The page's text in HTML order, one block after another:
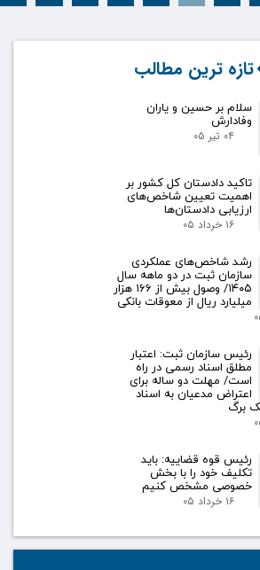
تازه ترین مطالب
سلام بر حسین و یاران
وفادارش
۰۴ تیر ۰۵
تاکید دادستان کل کشور بر
اهمیت تعیین شاخص‌های
ارزیابی دادستان‌ها
۱۶ خرداد ۰۵
رشد شاخص‌های عملکردی
سازمان ثبت در دو ماهه سال
۱۴۰۵/ وصول بیش از ۱۶۶ هزار
میلیارد ریال از معوقات بانکی
رئیس سازمان ثبت: اعتبار
مطلق اسناد رسمی در راه
است/ مهلت دو ساله برای
اعتراض مدعیان به اسناد
برگ
رئیس قوه قضاییه: باید
تکلیف خود را با بخش
خصوصی مشخص کنیم
۱۶ خرداد ۰۵